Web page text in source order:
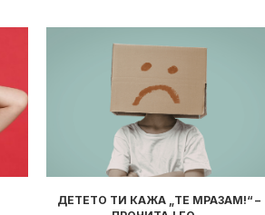
–
ПРОЧИТАВМЕ ЗА ВАС: „КНИГА ШТО